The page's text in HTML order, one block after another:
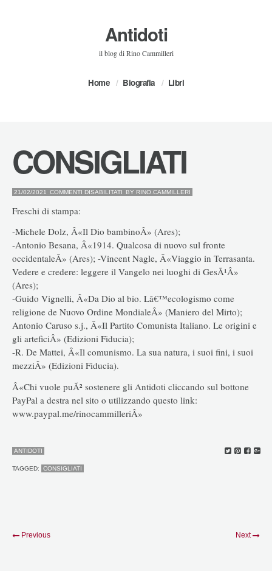
Antidoti
il blog di Rino Cammilleri
Home Biografia Libri
CONSIGLIATI
21/02/2021 COMMENTI DISABILITATI SU
BY RINO.CAMMILLERI
Freschi di stampa:
-Michele Dolz, Â«Il Dio bambinoÂ» (Ares);
-Antonio Besana, Â«1914. Qualcosa di nuovo sul fronte
occidentaleÂ» (Ares); -Vincent Nagle, Â«Viaggio in Terrasanta.
Vedere e credere: leggere il Vangelo nei luoghi di GesÃ¹Â»
(Ares);
-Guido Vignelli, Â«Da Dio al bio. Lâ€™ecologismo come
religione de Nuovo Ordine MondialeÂ» (Maniero del Mirto);
Antonio Caruso s.j., Â«Il Partito Comunista Italiano. Le origini e
gli arteficiÂ» (Edizioni Fiducia);
-R. De Mattei, Â«Il comunismo. La sua natura, i suoi fini, i suoi
mezziÂ» (Edizioni Fiducia).
Â«Chi vuole puÃ² sostenere gli Antidoti cliccando sul bottone
PayPal a destra nel sito o utilizzando questo link:
www.paypal.me/rinocammilleriÂ»
ANTIDOTI
TAGGED: CONSIGLIATI
Previous Next